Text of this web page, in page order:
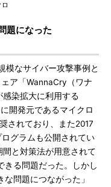
題になった
模なサイバー攻撃事例と
ア「WannaCry（ワナ
染拡大に利用する
開発元であるマイクロ
されており、また2017
グラムも公開されてい
と対策法が用意されて
きる問題だった。しかし
問題につながった」